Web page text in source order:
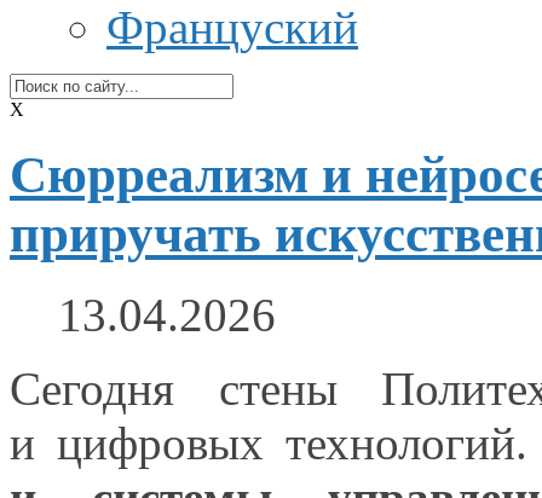
Француский
X
Сюрреализм и
приручать
13.04.2026
Сегодня стены
и цифровых